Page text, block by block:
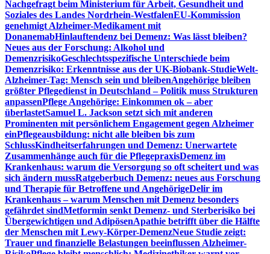
Nachgefragt beim Ministerium für Arbeit, Gesundheit und
Soziales des Landes Nordrhein-WestfalenEU-Kommission
genehmigt Alzheimer-Medikament mit
DonanemabHinlauftendenz bei Demenz: Was lässt bleiben?
Neues aus der Forschung: Alkohol und
DemenzrisikoGeschlechtsspezifische Unterschiede beim
Demenzrisiko: Erkenntnisse aus der UK-Biobank-StudieWelt-
Alzheimer-Tag: Mensch sein und bleibenAngehörige bleiben
größter Pflegedienst in Deutschland – Politik muss Strukturen
anpassenPflege Angehörige: Einkommen ok – aber
überlastetSamuel L. Jackson setzt sich mit anderen
Prominenten mit persönlichem Engagement gegen Alzheimer
einPflegeausbildung: nicht alle bleiben bis zum
SchlussKindheitserfahrungen und Demenz: Unerwartete
Zusammenhänge auch für die PflegepraxisDemenz im
Krankenhaus: warum die Versorgung so oft scheitert und was
sich ändern mussRatgeberbuch Demenz: neues aus Forschung
und Therapie für Betroffene und AngehörigeDelir im
Krankenhaus – warum Menschen mit Demenz besonders
gefährdet sindMetformin senkt Demenz- und Sterberisiko bei
Übergewichtigen und AdipösenApathie betrifft über die Hälfte
der Menschen mit Lewy-Körper-DemenzNeue Studie zeigt:
Trauer und finanzielle Belastungen beeinflussen Alzheimer-